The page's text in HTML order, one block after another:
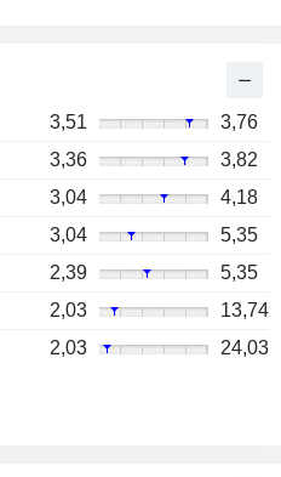
3,51
3,76
3,36
3,82
3,04
4,18
3,04
5,35
2,39
5,35
2,03
13,74
2,03 24,03